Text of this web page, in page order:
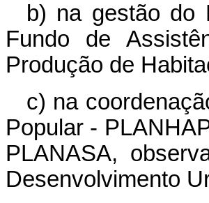
b) na gestão do
Fundo de
Produção de
c) na
Popular -
PLANASA,
Desenvolvimento